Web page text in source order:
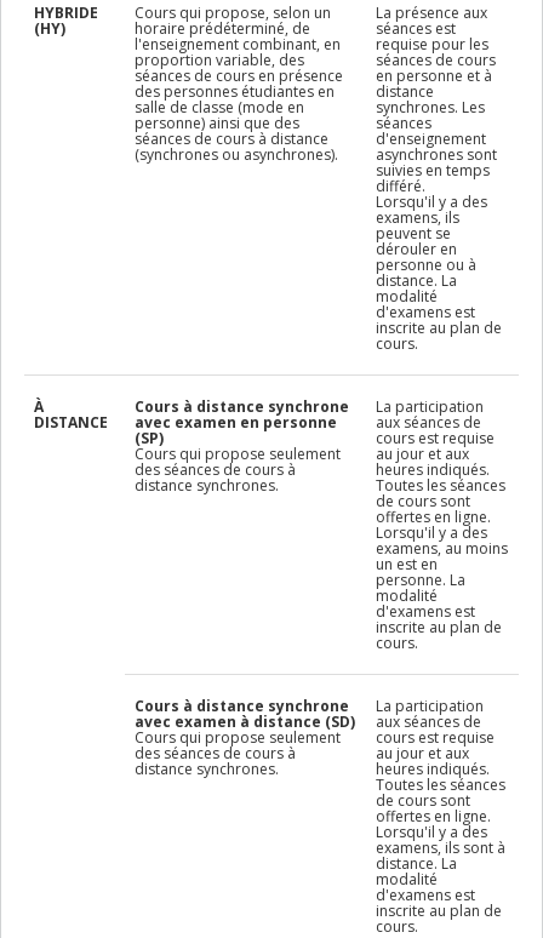
HYBRIDE
(HY)
Cours qui propose, selon un
horaire prédéterminé, de
l'enseignement combinant, en
proportion variable, des
séances de cours en présence
des personnes étudiantes en
salle de classe (mode en
personne) ainsi que des
séances de cours à distance
(synchrones ou asynchrones).
La présence aux
séances est
requise pour les
séances de cours
en personne et à
distance
synchrones. Les
séances
d'enseignement
asynchrones sont
suivies en temps
différé.
Lorsqu'il y a des
examens, ils
peuvent se
dérouler en
personne ou à
distance. La
modalité
d'examens est
inscrite au plan de
cours.
À
DISTANCE
Cours à distance synchrone
avec examen en personne
(SP)
Cours qui propose seulement
des séances de cours à
distance synchrones.
La participation
aux séances de
cours est requise
au jour et aux
heures indiqués.
Toutes les séances
de cours sont
offertes en ligne.
Lorsqu'il y a des
examens, au moins
un est en
personne. La
modalité
d'examens est
inscrite au plan de
cours.
Cours à distance synchrone
avec examen à distance (SD)
Cours qui propose seulement
des séances de cours à
distance synchrones.
La participation
aux séances de
cours est requise
au jour et aux
heures indiqués.
Toutes les séances
de cours sont
offertes en ligne.
Lorsqu'il y a des
examens, ils sont à
distance. La
modalité
d'examens est
inscrite au plan de
cours.